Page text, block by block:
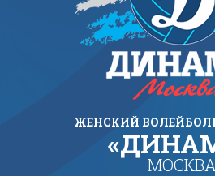
ЖЕНСКИЙ
МОСКВА